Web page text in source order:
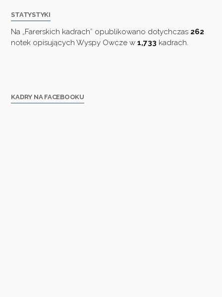
STATYSTYKI
Na „Farerskich kadrach” opublikowano dotychczas 262
notek opisujących Wyspy Owcze w1,733 kadrach.
KADRY NA FACEBOOKU